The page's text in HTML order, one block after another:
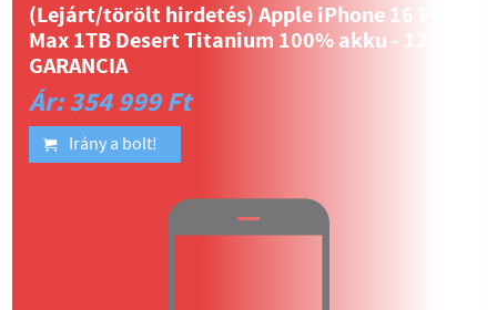
(Lejárt/törölt hirdetés)Apple iPhone 16 Pro
Max 1TB Desert Titanium 100% akku - 12 HÓ
GARANCIA
Ár: 354 999 Ft
Irány a bolt!